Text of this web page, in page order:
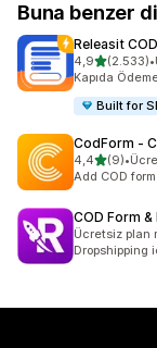
Buna benzer
Releasit
4,95 yıldız
(2.533)
toplam 2533 •
Kapıda
Built for
CodForm ‑
4,45 yıldız
(9)
toplam 9 •
Add COD
COD Form
Ücretsiz plan
Dropshipping